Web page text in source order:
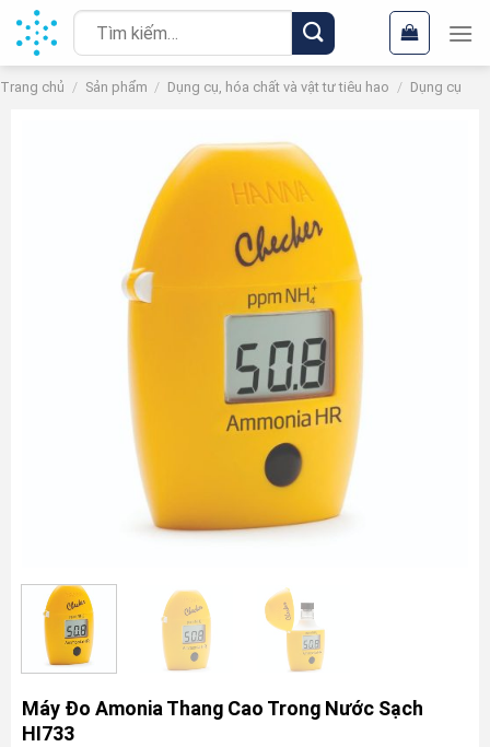
Chuyển
đến
nội
dung
Tìm
kiếm:
Trang chủ / Sản phẩm / Dụng cụ, hóa chất và vật tư tiêu hao / Dụng cụ
Máy Đo Amonia Thang Cao Trong Nước Sạch
HI733